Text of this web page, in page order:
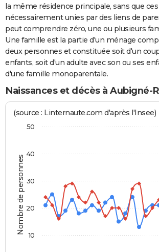
la même résidence principale, sans que
nécessairement unies par des liens de
peut comprendre zéro, une ou plusieurs
Une famille est la partie d'un ménage
deux personnes et constituée soit d'un
enfants, soit d'un adulte avec son ou ses
d'une famille monoparentale.
Naissances et décès à Aubigné-
Nombre de personnes
(source : Linternaute.com d'après l'Insee)
10
20
30
40
50